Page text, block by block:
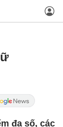
đa số, các